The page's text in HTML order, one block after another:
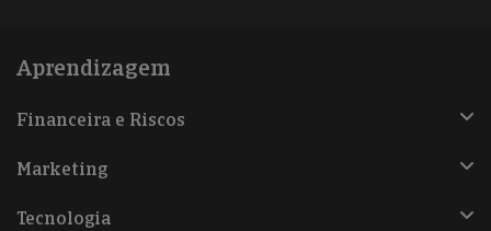
Aprendizagem
Financeira e Riscos
Marketing
Tecnologia